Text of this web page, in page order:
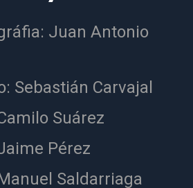
Juan Antonio
Sebastián Carvajal
Suárez
Pérez
Saldarriaga